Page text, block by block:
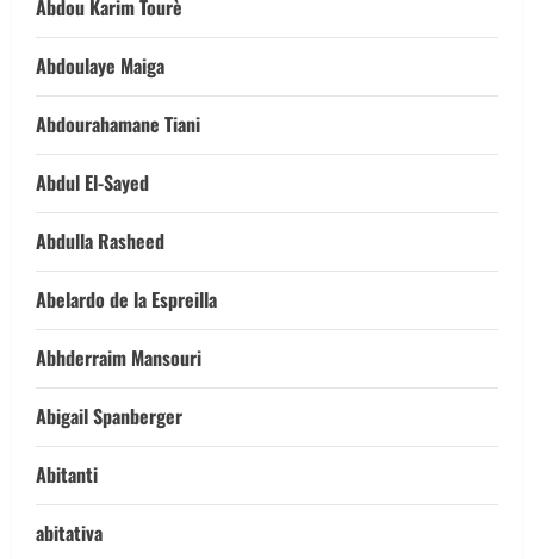
Abdou Karim Tourè
Abdoulaye Maiga
Abdourahamane Tiani
Abdul El-Sayed
Abdulla Rasheed
Abelardo de la Espreilla
Abhderraim Mansouri
Abigail Spanberger
Abitanti
abitativa